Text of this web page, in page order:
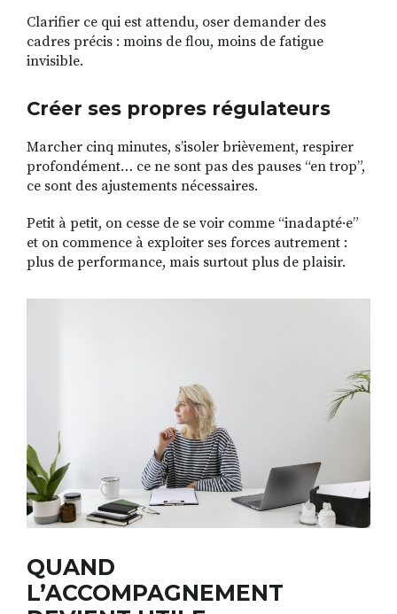
Clarifier ce qui est attendu, oser demander des
cadres précis : moins de flou, moins de fatigue
invisible.
Créer ses propres régulateurs
Marcher cinq minutes, s’isoler brièvement, respirer
profondément… ce ne sont pas des pauses “en trop”,
ce sont des ajustements nécessaires.
Petit à petit, on cesse de se voir comme “inadapté·e”
et on commence à exploiter ses forces autrement :
plus de performance, mais surtout plus de plaisir.
QUAND
L’ACCOMPAGNEMENT